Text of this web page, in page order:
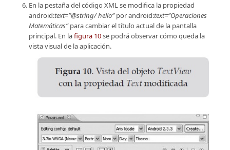
En la pestaña del código XML se modifica la propiedad
android:text=”@string/ hello”por android:text=”Operaciones
Matemáticas”para cambiar el título actual de la pantalla
principal. En lafigura 10se podrá observar cómo queda la
vista visual de la aplicación.